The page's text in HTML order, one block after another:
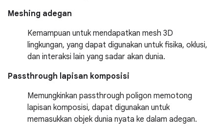
Meshing adegan
Kemampuan untuk mendapatkan mesh 3D
lingkungan, yang dapat digunakan untuk fisika, oklusi,
dan interaksi lain yang sadar akan dunia.
Passthrough lapisan komposisi
Memungkinkan passthrough poligon memotong
lapisan komposisi, dapat digunakan untuk
memasukkan objek dunia nyata ke dalam adegan.